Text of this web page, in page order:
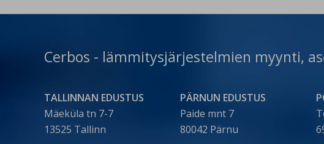
09-3…
Cerbos - lämmitysjärjestelmien myynti,
TALLINNAN EDUSTUS
Mäeküla tn 7-7
13525 Tallinn
PÄRNUN EDUSTUS
Paide mnt 7
80042 Pärnu